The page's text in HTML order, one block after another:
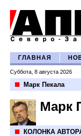
ГЛАВНАЯ
Суббота, 8 августа 2026
Марк Пекала
Марк
КОЛОНКА